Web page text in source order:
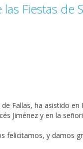
Fiestas de
Fallas, ha asistido
Jiménez y en la
felicitamos, y damos